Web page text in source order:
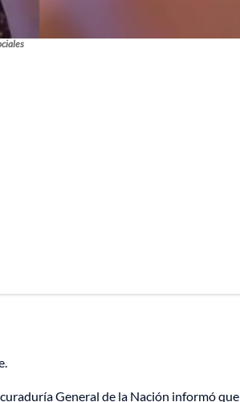
General de la Nación informó que